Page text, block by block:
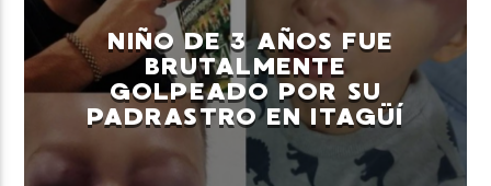
Neiva Estereo
NIÑO DE 3 AÑOS FUE
BRUTALMENTE
GOLPEADO POR SU
PADRASTRO EN ITAGÜÍ